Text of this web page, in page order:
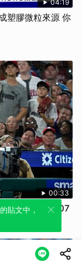
04:19
塑膠微粒來源 你
00:33
】2026.08.07
貼
貼文中，